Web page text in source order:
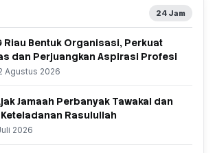
24 Jam
Riau Bentuk Organisasi, Perkuat
dan Perjuangkan Aspirasi Profesi
Agustus 2026
Jamaah Perbanyak Tawakal dan
Keteladanan Rasulullah
2026